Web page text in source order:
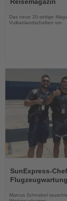
Nachrichten
Reisemagazin
Das neue 20-seitige
Vulkanlandschaften vor
Sie
die
Nachrichten
SunExpress-
Flugzeugwartung
Marcus Schnabel